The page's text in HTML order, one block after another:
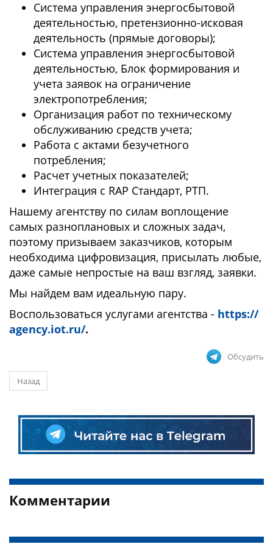
Система управления энергосбытовой
деятельностью, претензионно-исковая
деятельность (прямые договоры);
Система управления энергосбытовой
деятельностью, Блок формирования и
учета заявок на ограничение
электропотребления;
Организация работ по техническому
обслуживанию средств учета;
Работа с актами безучетного
потребления;
Расчет учетных показателей;
Интеграция с RAP Стандарт, РТП.
Нашему агентству по силам воплощение
самых разноплановых и сложных задач,
поэтому призываем заказчиков, которым
необходима цифровизация, присылать любые,
даже самые непростые на ваш взгляд, заявки.
Мы найдем вам идеальную пару.
Воспользоваться услугами агентства - https://
agency.iot.ru/.
Обсудить
Назад
Комментарии